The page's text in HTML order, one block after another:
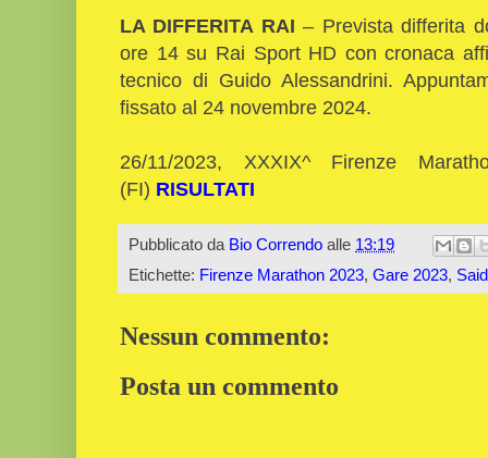
LA DIFFERITA RAI – Prevista differita
ore 14 su Rai Sport HD con cronaca
tecnico di Guido Alessandrini.
fissato al 24 novembre 2024.
26/11/2023, XXXIX^ Firenze
(FI) RISULTATI
Pubblicato da Bio Correndo alle 13:19
Etichette: Firenze Marathon 2023, Gare 2023,
Nessun commento:
Posta un commento